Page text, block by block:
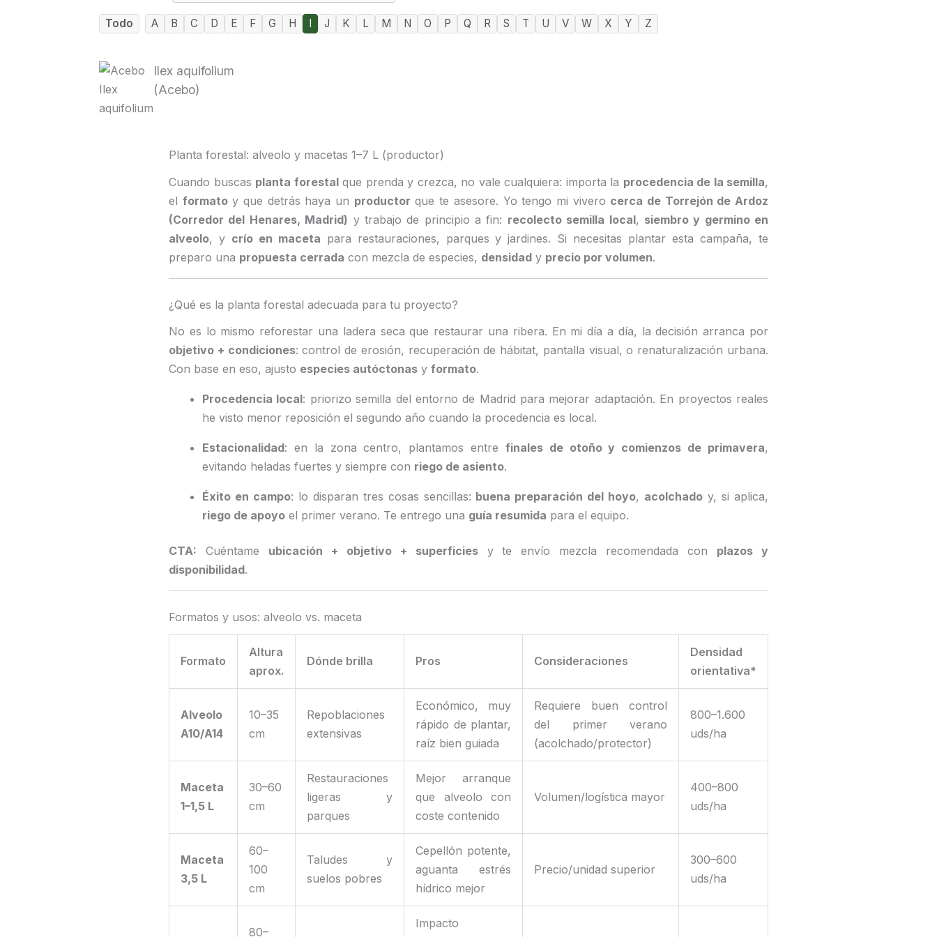
Todo A B C D E F G H J K L M N O P Q R S T U V W X Y Z
Ilex aquifolium
(Acebo)
Planta forestal: alveolo y macetas 1–7 L (productor)
Cuando buscas planta forestalque prenda y crezca, no vale cualquiera: importa la procedencia de la semilla,
el formatoy que detrás haya un productor que te asesore. Yo tengo mi vivero cerca de Torrejón de Ardoz
(Corredor del Henares, Madrid) y trabajo de principio a fin: recolecto semilla local, siembro y germino en
alveolo, y crío en maceta para restauraciones, parques y jardines. Si necesitas plantar esta campaña, te
preparo una propuesta cerrada con mezcla de especies, densidad y precio por volumen.
¿Qué es la planta forestal adecuada para tu proyecto?
No es lo mismo reforestar una ladera seca que restaurar una ribera. En mi día a día, la decisión arranca por
objetivo + condiciones: control de erosión, recuperación de hábitat, pantalla visual, o renaturalización urbana.
Con base en eso, ajusto especies autóctonas y formato.
Procedencia local: priorizo semilla del entorno de Madrid para mejorar adaptación. En proyectos reales
he visto menor reposición el segundo año cuando la procedencia es local.
Estacionalidad: en la zona centro, plantamos entre finales de otoño y comienzos de primavera,
evitando heladas fuertes y siempre con riego de asiento.
Éxito en campo: lo disparan tres cosas sencillas: buena preparación del hoyo, acolchado y, si aplica,
riego de apoyo el primer verano. Te entrego una guía resumida para el equipo.
CTA: Cuéntame ubicación + objetivo + superficiesy te envío mezcla recomendada con plazos y
disponibilidad.
Formatos y usos: alveolo vs. maceta
Formato
Altura
aprox.
Dónde brilla Pros Consideraciones
Densidad
orientativa*
Alveolo
A10/A14
10–35
cm
Repoblaciones
extensivas
Económico, muy
rápido de plantar,
raíz bien guiada
Requiere buen control
del primer verano
(acolchado/protector)
800–1.600
uds/ha
Maceta
1–1,5 L
30–60
cm
Restauraciones
ligeras y
parques
Mejor arranque
que alveolo con
coste contenido
Volumen/logística mayor
400–800
uds/ha
Maceta
3,5 L
60–
100
cm
Taludes y
suelos pobres
Cepellón potente,
aguanta estrés
hídrico mejor
Precio/unidad superior
300–600
uds/ha
80–
Impacto